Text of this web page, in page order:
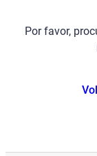
Por favor,